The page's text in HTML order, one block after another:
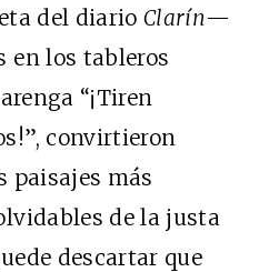
del diario Clarín—
en los tableros
“¡Tiren
convirtieron
paisajes más
de la justa
descartar que